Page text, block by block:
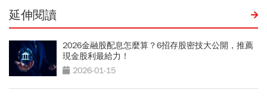
延伸閱讀
2026金融股配息怎麼算？6招存股密技大公開，推薦
現金股利最給力！
2026-01-15